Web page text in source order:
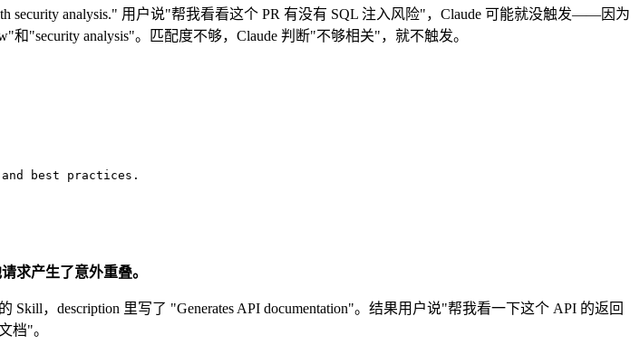
security analysis." 用户说"帮我看看这个 PR 有没有 SQL 注入风险"，Claude 可能就没触发——因为
"security analysis"。匹配度不够，Claude 判断"不够相关"，就不触发。
best practices.
求产生了意外重叠。
，description 里写了 "Generates API documentation"。结果用户说"帮我看一下这个 API 的返回
档"。